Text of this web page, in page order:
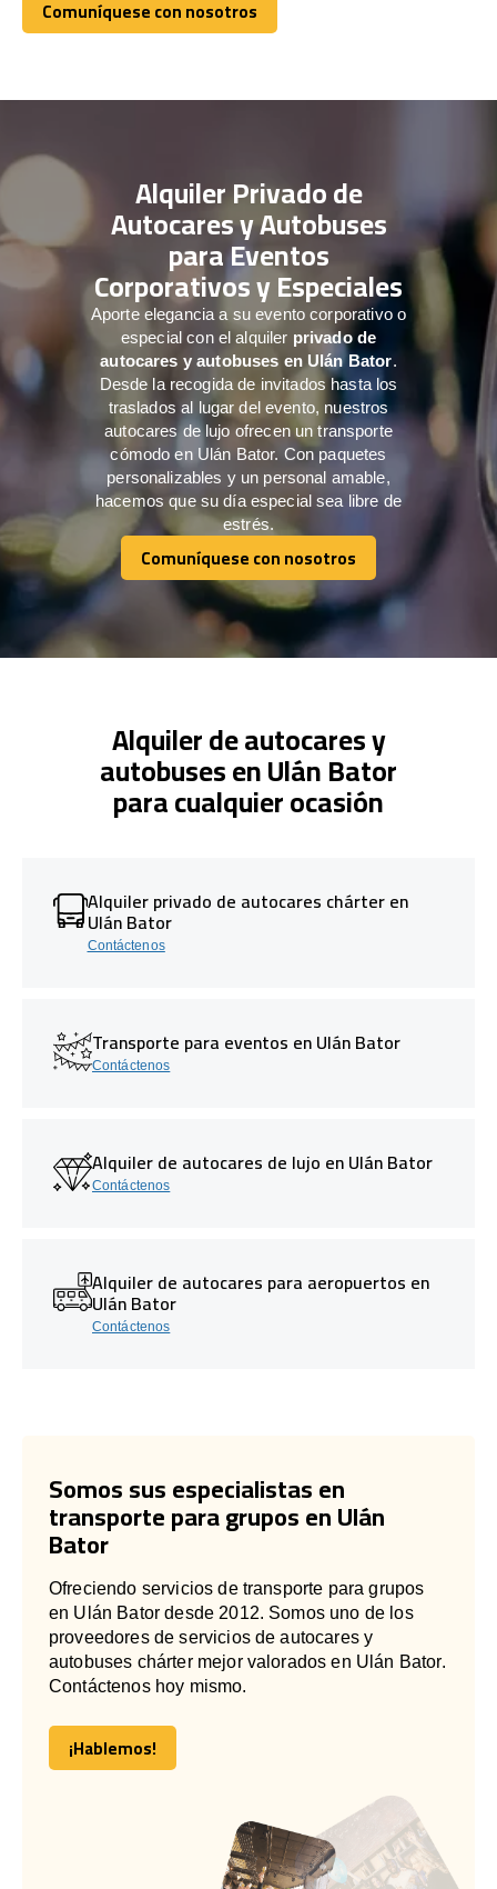
Comuníquese con nosotros
Comuníquese con nosotros
Alquiler Privado de
Autocares y Autobuses
para Eventos
Corporativos y Especiales
Aporte elegancia a su evento corporativo o
especial con el alquiler privado de
autocares y autobuses en Ulán Bator.
Desde la recogida de invitados hasta los
traslados al lugar del evento, nuestros
autocares de lujo ofrecen un transporte
cómodo en Ulán Bator. Con paquetes
personalizables y un personal amable,
hacemos que su día especial sea libre de
estrés.
Comuníquese con nosotros
Comuníquese con nosotros
Alquiler de autocares y
autobuses en Ulán Bator
para cualquier ocasión
Alquiler privado de autocares chárter en
Ulán Bator
Contáctenos
Transporte para eventos en Ulán Bator
Contáctenos
Alquiler de autocares de lujo en Ulán Bator
Contáctenos
Alquiler de autocares para aeropuertos en
Ulán Bator
Contáctenos
Somos sus especialistas en
transporte para grupos en Ulán
Bator
Ofreciendo servicios de transporte para grupos
en Ulán Bator desde 2012. Somos uno de los
proveedores de servicios de autocares y
autobuses chárter mejor valorados en Ulán Bator.
Contáctenos hoy mismo.
¡Hablemos!
¡Hablemos!